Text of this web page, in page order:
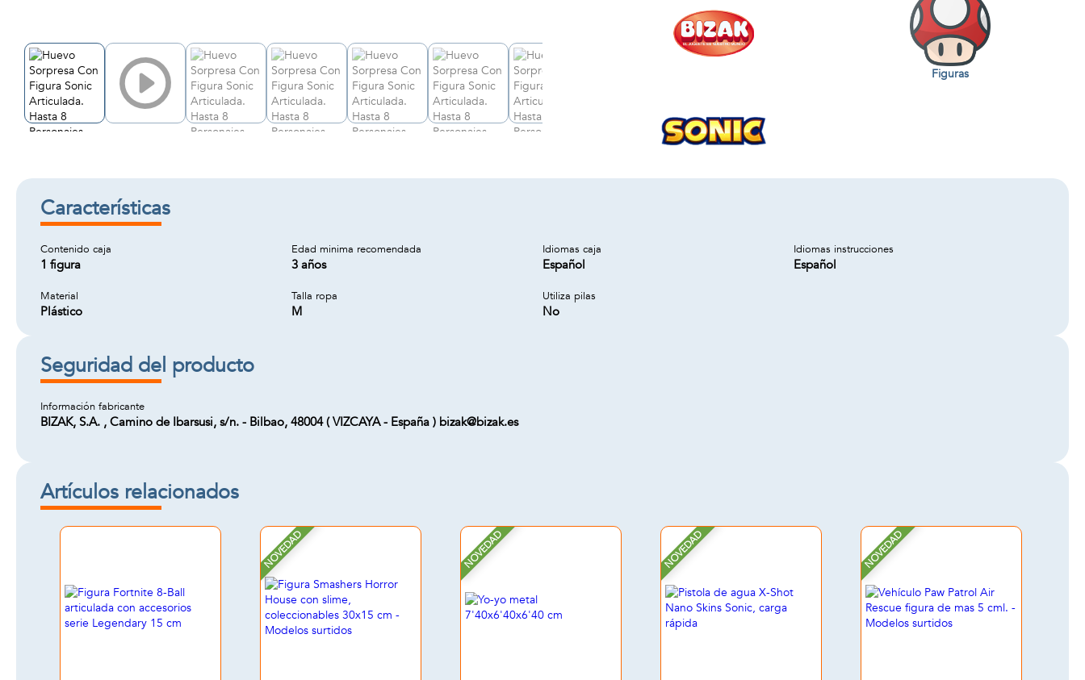
Figuras
Características
Contenido caja
1 figura
Edad minima recomendada
3 años
Idiomas caja
Español
Idiomas instrucciones
Español
Material
Plástico
Talla ropa
M
Utiliza pilas
No
Seguridad del producto
Información fabricante
BIZAK, S.A. , Camino de Ibarsusi, s/n. - Bilbao, 48004 ( VIZCAYA - España ) bizak@bizak.es
Artículos relacionados
NOVEDAD NOVEDAD NOVEDAD NOVEDAD